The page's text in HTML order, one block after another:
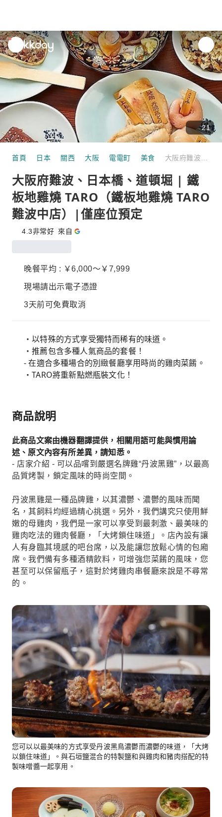
unread
notifications
21
首頁 日本 關西 大阪 電電町 美食
大阪府難波、日本橋、道頓堀 | 鐵
板地雞燒 TARO（鐵板地雞燒 TARO
難波中店）|僅座位預定
4.3非常好 來自
晚餐平均 : ￥6,000～￥7,999
現場請出示電子憑證
3天前可免費取消
・以特殊的方式享受獨特而稀有的味道。
・推薦包含多種人氣商品的套餐！
- 在適合多種場合的別緻餐廳享用時尚的雞肉菜餚。
・TARO將重新點燃瓶裝文化！
商品說明
此商品文案由機器翻譯提供，相關用語可能與慣用論
述、原文內容有所差異，請知悉。
- 店家介紹 - 可以品嚐到嚴選名牌雞“丹波黑雞”，以最高
品質烤製，鎖定風味的時尚空間。
丹波黑雞是一種品牌雞，以其濃鬱、濃鬱的風味而聞
名，其飼料均經過精心挑選。另外，我們講究只使用鮮
嫩的母雞肉，我們是一家可以享受到最刺激、最美味的
雞肉吃法的雞肉餐廳，「大烤鎖住味道」。店內設有讓
人有身臨其境感的吧台席，以及能讓您放鬆心情的包廂
席。我們備有多種酒精飲料，可增強您菜餚的風味，您
甚至可以保留瓶子，這對於烤雞肉串餐廳來說是不尋常
的。
您可以以最美味的方式享受丹波黑鳥濃鬱而濃鬱的味道，「大烤
以鎖住味道」。與石垣鹽混合的特製鹽和與雞肉和豬肉搭配的特
製味噌醬一起享用。